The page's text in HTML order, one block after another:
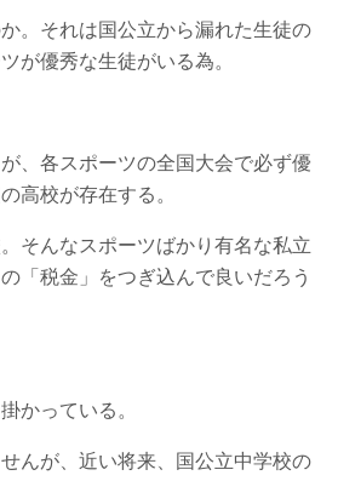
。それは国公立から漏れた生徒の
が優秀な生徒がいる為。
、各スポーツの全国大会で必ず優
高校が存在する。
そんなスポーツばかり有名な私立
「税金」をつぎ込んで良いだろう
かっている。
んが、近い将来、国公立中学校の